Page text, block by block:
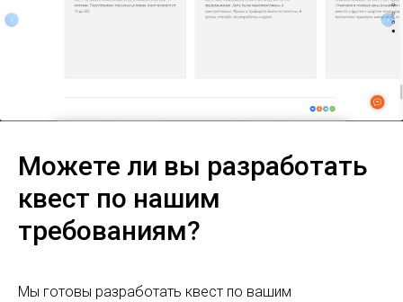
Можете ли вы разработать
квест по нашим
требованиям?
Мы готовы разработать квест по вашим